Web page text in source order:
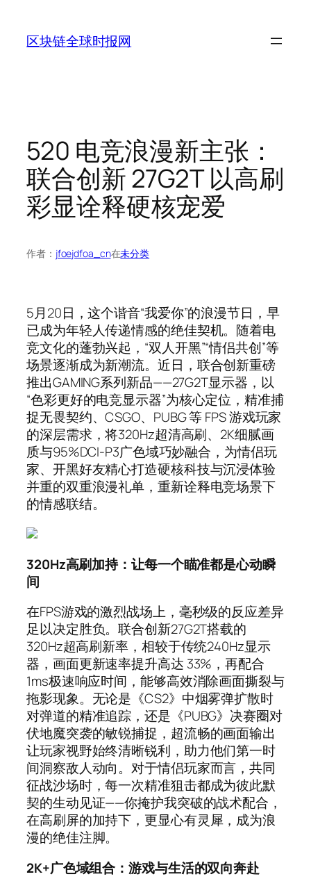
区块链全球时报网
520 电竞浪漫新主张：
联合创新 27G2T 以高刷
彩显诠释硬核宠爱
作者： jfoejdfoa_cn在未分类
5月20日，这个谐音“我爱你”的浪漫节日，早
已成为年轻人传递情感的绝佳契机。随着电
竞文化的蓬勃兴起，“双人开黑”“情侣共创”等
场景逐渐成为新潮流。近日，联合创新重磅
推出GAMING系列新品——27G2T显示器，以
“色彩更好的电竞显示器”为核心定位，精准捕
捉无畏契约、CSGO、PUBG 等 FPS 游戏玩家
的深层需求，将320Hz超清高刷、2K细腻画
质与95%DCI-P3广色域巧妙融合，为情侣玩
家、开黑好友精心打造硬核科技与沉浸体验
并重的双重浪漫礼单，重新诠释电竞场景下
的情感联结。
320Hz高刷加持：让每一个瞄准都是心动瞬
间
在FPS游戏的激烈战场上，毫秒级的反应差异
足以决定胜负。联合创新27G2T搭载的
320Hz超高刷新率，相较于传统240Hz显示
器，画面更新速率提升高达 33%，再配合
1ms极速响应时间，能够高效消除画面撕裂与
拖影现象。无论是《CS2》中烟雾弹扩散时
对弹道的精准追踪，还是《PUBG》决赛圈对
伏地魔突袭的敏锐捕捉，超流畅的画面输出
让玩家视野始终清晰锐利，助力他们第一时
间洞察敌人动向。对于情侣玩家而言，共同
征战沙场时，每一次精准狙击都成为彼此默
契的生动见证——你掩护我突破的战术配合，
在高刷屏的加持下，更显心有灵犀，成为浪
漫的绝佳注脚。
2K+广色域组合：游戏与生活的双向奔赴